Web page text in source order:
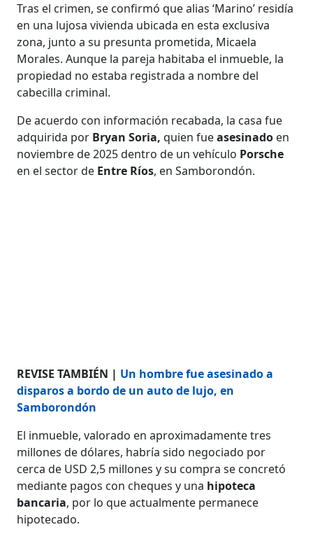
Tras el crimen, se confirmó que alias ‘Marino’ residía
en una lujosa vivienda ubicada en esta exclusiva
zona, junto a su presunta prometida, Micaela
Morales. Aunque la pareja habitaba el inmueble, la
propiedad no estaba registrada a nombre del
cabecilla criminal.
De acuerdo con información recabada, la casa fue
adquirida por Bryan Soria, quien fueasesinado en
noviembre de 2025 dentro de un vehículo Porsche
en el sector de Entre Ríos, en Samborondón.
REVISE TAMBIÉN | Un hombre fue asesinado a
disparos a bordo de un auto de lujo, en
Samborondón
El inmueble, valorado en aproximadamente tres
millones de dólares, habría sido negociado por
cerca de USD 2,5 millones y su compra se concretó
mediante pagos con cheques y una hipoteca
bancaria, por lo que actualmente permanece
hipotecado.